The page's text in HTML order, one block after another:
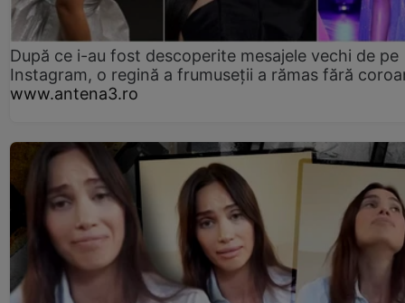
După ce i-au fost descoperite mesajele vechi de pe
Instagram, o regină a frumuseții a rămas fără
www.antena3.ro